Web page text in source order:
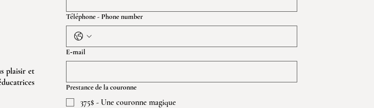
plaisir et
Téléphone - Phone number
E‑mail
Prestance de la couronne
375$ - Une couronne magique